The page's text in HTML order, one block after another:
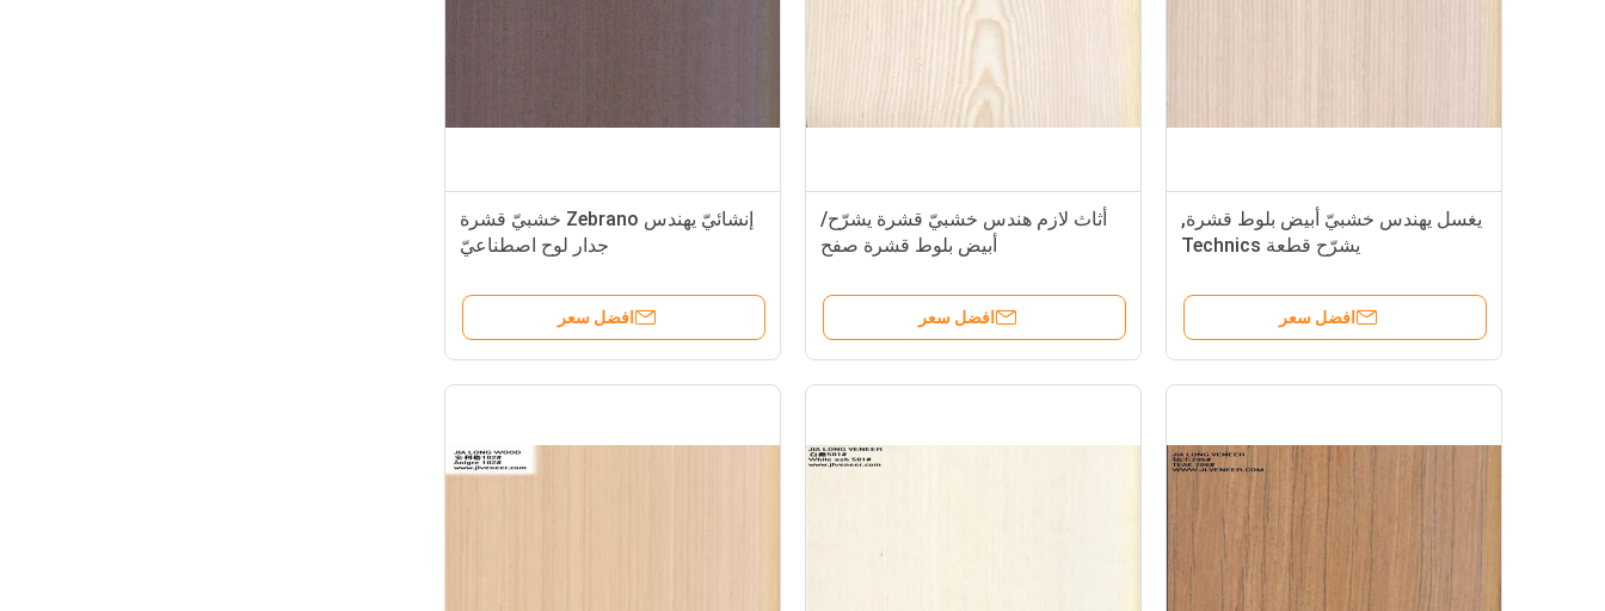
إنشائيّ يهندس Zebrano خشبيّ قشرة
جدار لوح اصطناعيّ
افضل سعر
أثاث لازم هندس خشبيّ قشرة يشرّح/
أبيض بلوط قشرة صفح
افضل سعر
يغسل يهندس خشبيّ أبيض بلوط قشرة,
يشرّح قطعة Technics
افضل سعر